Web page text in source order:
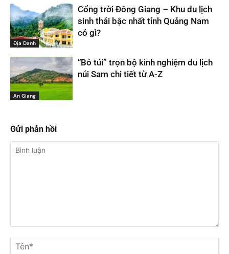
Địa Danh
Cổng trời Đông Giang – Khu du lịch
sinh thái bậc nhất tỉnh Quảng Nam
có gì?
An Giang
“Bỏ túi” trọn bộ kinh nghiệm du lịch
núi Sam chi tiết từ A-Z
Gửi phản hồi
luận